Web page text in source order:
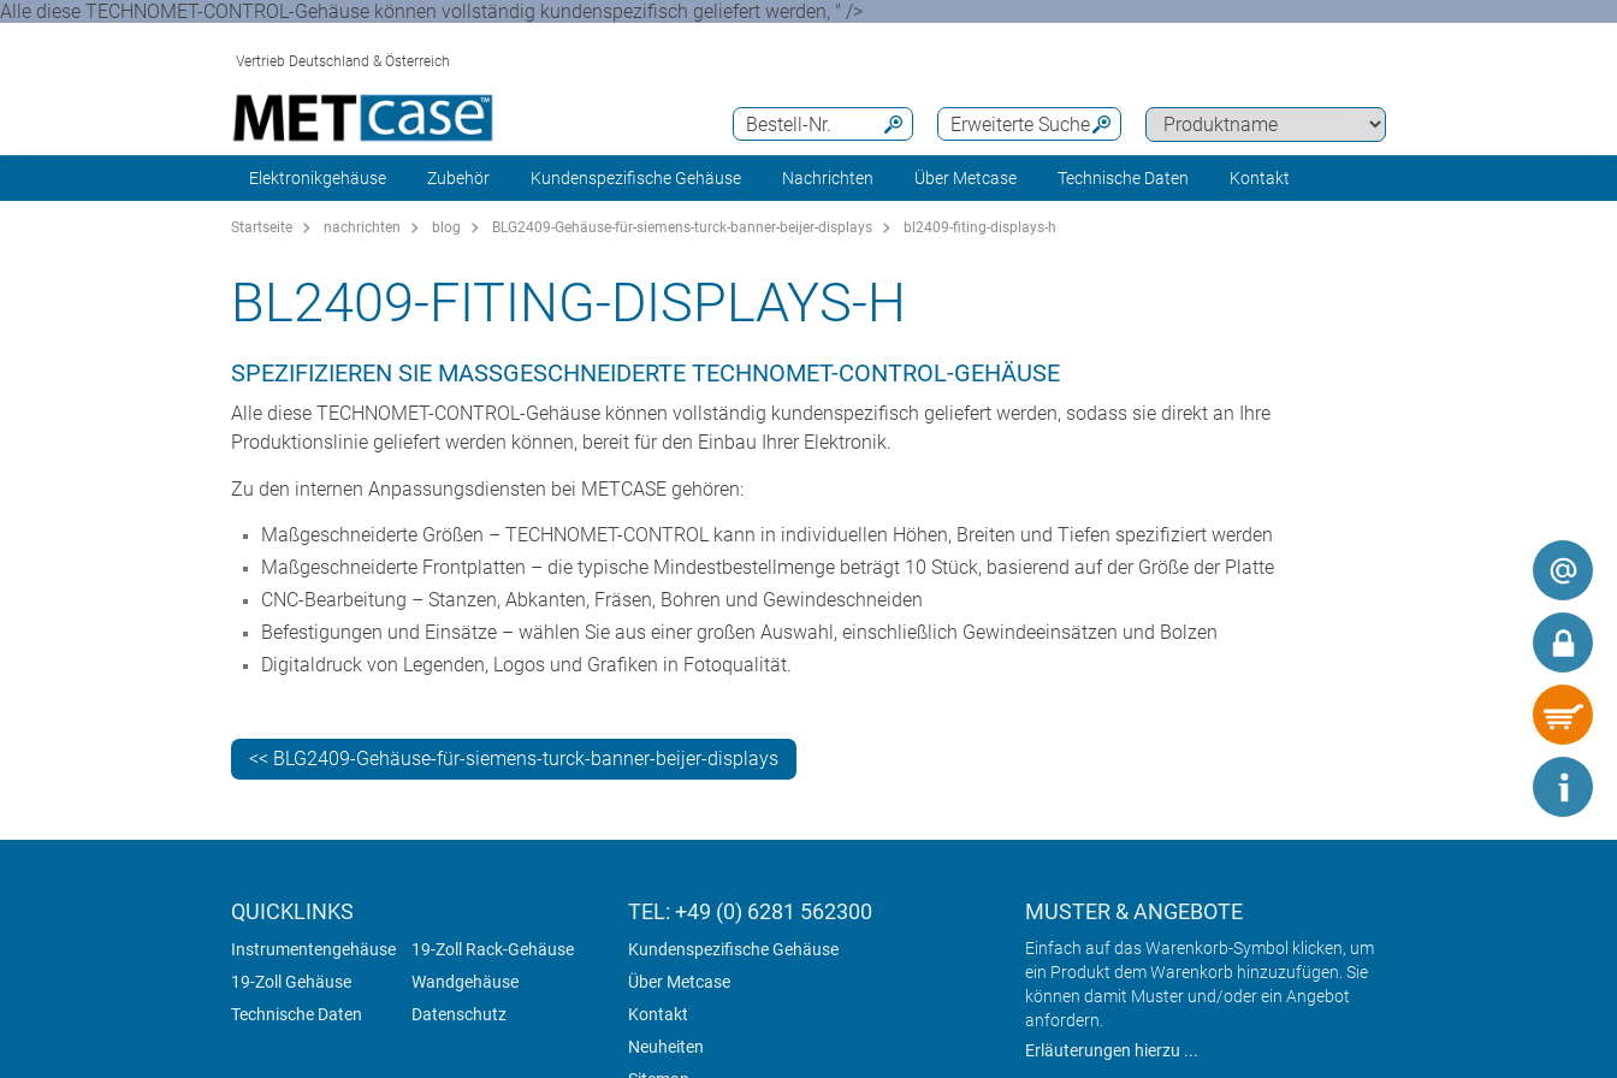
Alle diese TECHNOMET-CONTROL-Gehäuse können vollständig kundenspezifisch geliefert werden, " />
Vertrieb Deutschland & Österreich
Erweiterte Suche
Bestell-Nr.
Elektronikgehäuse Zubehör Kundenspezifische Gehäuse Nachrichten Über Metcase Technische Daten Kontakt
Startseite nachrichten blog BLG2409-Gehäuse-für-siemens-turck-banner-beijer-displays bl2409-fiting-displays-h
BL2409-FITING-DISPLAYS-H
SPEZIFIZIEREN SIE MASSGESCHNEIDERTE TECHNOMET-CONTROL-GEHÄUSE
Alle diese TECHNOMET-CONTROL-Gehäuse können vollständig kundenspezifisch geliefert werden, sodass sie direkt an Ihre
Produktionslinie geliefert werden können, bereit für den Einbau Ihrer Elektronik.
Zu den internen Anpassungsdiensten bei METCASE gehören:
Maßgeschneiderte Größen – TECHNOMET-CONTROL kann in individuellen Höhen, Breiten und Tiefen spezifiziert werden
Maßgeschneiderte Frontplatten – die typische Mindestbestellmenge beträgt 10 Stück, basierend auf der Größe der Platte
CNC-Bearbeitung – Stanzen, Abkanten, Fräsen, Bohren und Gewindeschneiden
Befestigungen und Einsätze – wählen Sie aus einer großen Auswahl, einschließlich Gewindeeinsätzen und Bolzen
Digitaldruck von Legenden, Logos und Grafiken in Fotoqualität.
<< BLG2409-Gehäuse-für-siemens-turck-banner-beijer-displays
QUICKLINKS
Instrumentengehäuse
19-Zoll Rack-Gehäuse
19-Zoll Gehäuse
Wandgehäuse
Technische Daten
Datenschutz
TEL: +49 (0) 6281 562300
Kundenspezifische Gehäuse
Über Metcase
Kontakt
Neuheiten
MUSTER & ANGEBOTE
Einfach auf das Warenkorb-Symbol klicken, um
ein Produkt dem Warenkorb hinzuzufügen. Sie
können damit Muster und/oder ein Angebot
anfordern.
Erläuterungen hierzu ...